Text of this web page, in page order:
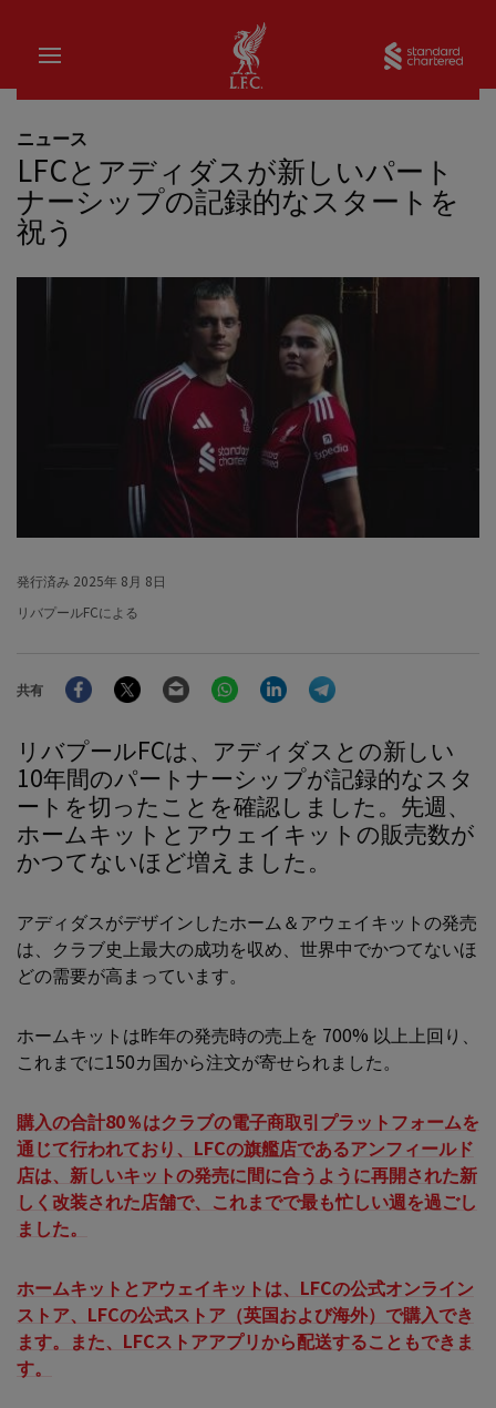
家
ニュース
LFCとアディダスが新しいパート
ナーシップの記録的なスタートを
祝う
発行済み 2025年 8月 8日
リバプールFCによる
共有
FacebookTwitter Email WhatsAppLinkedIn
リバプールFCは、アディダスとの新しい
10年間のパートナーシップが記録的なスタ
ートを切ったことを確認しました。先週、
ホームキットとアウェイキットの販売数が
かつてないほど増えました。
アディダスがデザインしたホーム＆アウェイキットの発売
は、クラブ史上最大の成功を収め、世界中でかつてないほ
どの需要が高まっています。
ホームキットは昨年の発売時の売上を 700% 以上上回り、
これまでに150カ国から注文が寄せられました。
購入の合計80％はクラブの電子商取引プラットフォームを
通じて行われており、LFCの旗艦店であるアンフィールド
店は、新しいキットの発売に間に合うように再開された新
しく改装された店舗で、これまでで最も忙しい週を過ごし
ました。
ホームキットとアウェイキットは、LFCの公式オンライン
ストア、LFCの公式ストア（英国および海外）で購入でき
ます。また、LFCストアアプリから配送することもできま
す。